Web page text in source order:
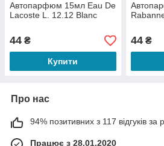
Автопарфюм 15мл Eau De
Lacoste L. 12.12 Blanc
44 ₴
Купити
44₴
Про нас
94% позитивних з 117 відгуків за
Працює з 28.01.2020